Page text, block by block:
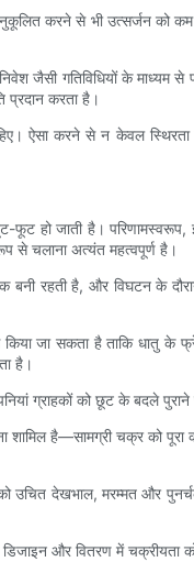
करने से भी उत्सर्जन को कम
जैसी गतिविधियों के
प्रदान करता है।
ऐसा करने से न केवल
हो जाती है।
से चलाना अत्यंत महत्वपूर्ण है।
रहती है, और विघटन के
जा सकता है ताकि धातु
है।
ग्राहकों को छूट के बदले
है—सामग्री चक्र को
उचित देखभाल, मरम्मत और
डिजाइन और वितरण में चक्रीयता